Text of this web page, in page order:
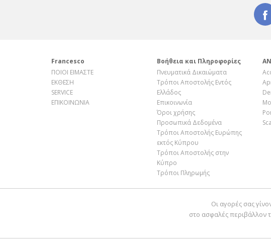
Francesco
ΠΟΙΟΙ ΕΙΜΑΣΤΕ
ΕΚΘΕΣΗ
SERVICE
ΕΠΙΚΟΙΝΩΝΙΑ
Βοήθεια και Πληροφορίες
Πνευματικά Δικαιώματα
Τρόποι Αποστολής Εντός
Ελλάδος
Επικοινωνία
Όροι χρήσης
Προσωπικά Δεδομένα
Τρόποι Αποστολής Ευρώπης
εκτός Κύπρου
Τρόποι Αποστολής στην
Κύπρο
Τρόποι Πληρωμής
Οι αγορές σας
στο ασφαλές περιβάλλον